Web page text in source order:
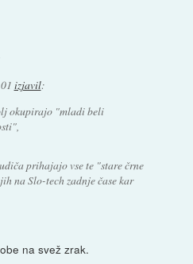
izjavil:
okupirajo "mladi beli
prihajajo vse te "stare črne
na Slo-tech zadnje čase kar
na svež zrak.